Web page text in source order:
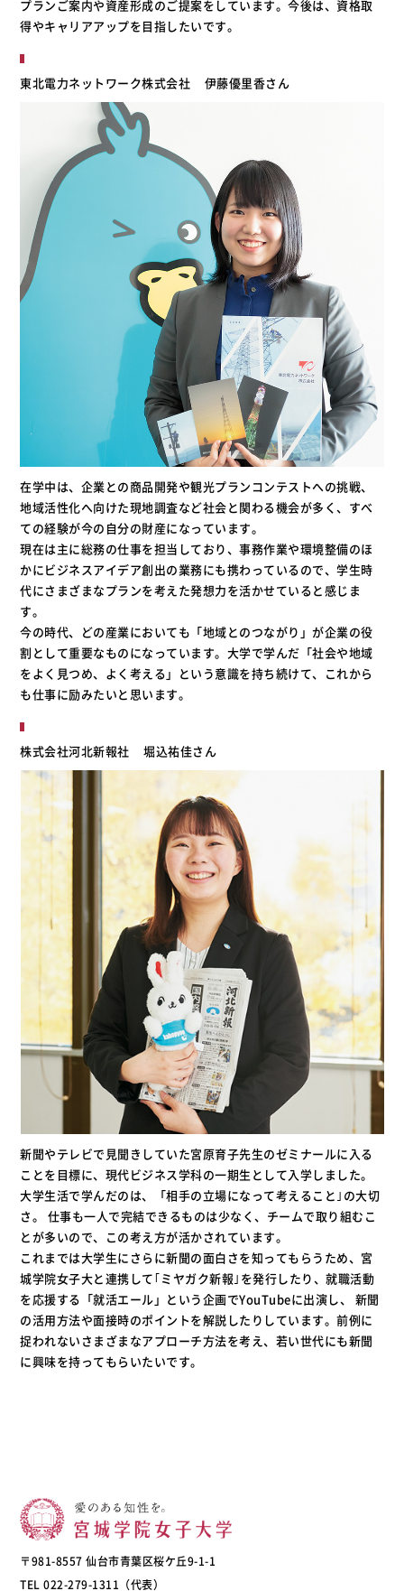
プランご案内や資産形成のご提案をしています。今後は、資格取
得やキャリアアップを目指したいです。
東北電力ネットワーク株式会社 伊藤優里香さん
在学中は、企業との商品開発や観光プランコンテストへの挑戦、
地域活性化へ向けた現地調査など社会と関わる機会が多く、すべ
ての経験が今の自分の財産になっています。
現在は主に総務の仕事を担当しており、事務作業や環境整備のほ
かにビジネスアイデア創出の業務にも携わっているので、学生時
代にさまざまなプランを考えた発想力を活かせていると感じま
す。
今の時代、どの産業においても「地域とのつながり」が企業の役
割として重要なものになっています。大学で学んだ「社会や地域
をよく見つめ、よく考える」という意識を持ち続けて、これから
も仕事に励みたいと思います。
株式会社河北新報社 堀込祐佳さん
新聞やテレビで見聞きしていた宮原育子先生のゼミナールに入る
ことを目標に、現代ビジネス学科の一期生として入学しました。
大学生活で学んだのは、「相手の立場になって考えること｣の大切
さ。 仕事も一人で完結できるものは少なく、チームで取り組むこ
とが多いので、この考え方が活かされています。
これまでは大学生にさらに新聞の面白さを知ってもらうため、宮
城学院女子大と連携して｢ミヤガク新報｣を発行したり、就職活動
を応援する「就活エール」という企画でYouTubeに出演し、 新聞
の活用方法や面接時のポイントを解説したりしています。前例に
捉われないさまざまなアプローチ方法を考え、若い世代にも新聞
に興味を持ってもらいたいです。
〒981-8557 仙台市青葉区桜ケ丘9-1-1
TEL 022-279-1311（代表）